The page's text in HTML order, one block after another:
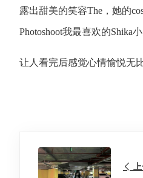
露出甜美的笑容The，她的
Photoshoot我最喜欢的Shika
让人看完后感觉心情愉悦无